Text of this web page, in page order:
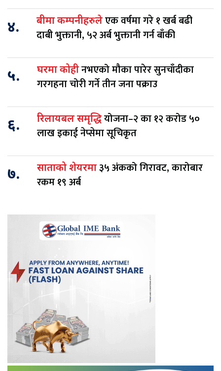
४. बीमा कम्पनीहरुलेएक वर्षमा गरे १ खर्ब बढी
दाबी भुक्तानी, ५२ अर्ब भुक्तानी गर्न बाँकी
५. घरमा कोहीनभएको मौका पारेर सुनचाँदीका
गरगहना चोरी गर्ने तीन जना पक्राउ
६. रिलायबल समृद्धियोजना–२ का १२ करोड ५०
लाख इकाई नेप्सेमा सूचिकृत
७. साताको शेयरमा३५ अंकको गिरावट, कारोबार
रकम १९ अर्ब